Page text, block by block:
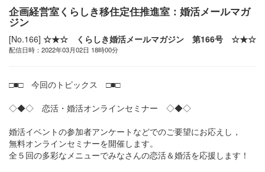
企画経営室くらしき移住定住推進室：婚活メールマガ
ジン
[No.166] ☆★☆ くらしき婚活メールマガジン 第166号 ☆★☆
配信日時：2022年03月02日 18時00分
□■□ 今回のトピックス □■□
◇◆◇ 恋活・婚活オンラインセミナー ◇◆◇
婚活イベントの参加者アンケートなどでのご要望にお応えし，
無料オンラインセミナーを開催します。
全５回の多彩なメニューでみなさんの恋活＆婚活を応援します！